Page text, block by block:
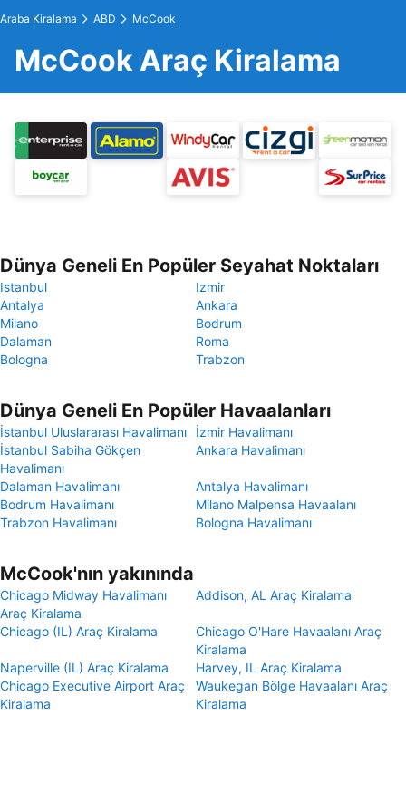
Araba Kiralama ABD McCook
McCook Araç Kiralama
Dünya Geneli En Popüler Seyahat Noktaları
Istanbul
Izmir
Antalya
Ankara
Milano
Bodrum
Dalaman
Roma
Bologna
Trabzon
Dünya Geneli En Popüler Havaalanları
İstanbul Uluslararası Havalimanı
İzmir Havalimanı
İstanbul Sabiha Gökçen
Havalimanı
Ankara Havalimanı
Dalaman Havalimanı
Antalya Havalimanı
Bodrum Havalimanı
Milano Malpensa Havaalanı
Trabzon Havalimanı
Bologna Havalimanı
McCook'nın yakınında
Chicago Midway Havalimanı
Araç Kiralama
Addison, AL Araç Kiralama
Chicago (IL) Araç Kiralama
Chicago O'Hare Havaalanı Araç
Kiralama
Naperville (IL) Araç Kiralama
Harvey, IL Araç Kiralama
Chicago Executive Airport Araç
Kiralama
Waukegan Bölge Havaalanı Araç
Kiralama